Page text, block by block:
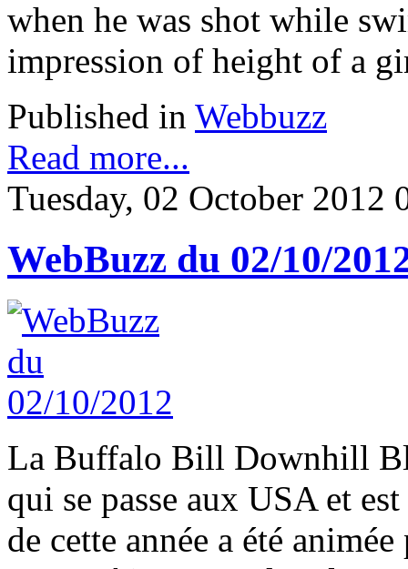
when he was shot while
impression of height of a
Published in Webbuzz
Read more...
Tuesday, 02 October 2012
WebBuzz du 02/10/
La Buffalo Bill Downhill
qui se passe aux USA et
de cette année a été